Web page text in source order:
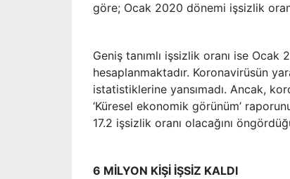
göre; Ocak 2020 dönemi işsizlik
Geniş tanımlı işsizlik oranı ise
hesaplanmaktadır. Koronavirüsün
istatistiklerine yansımadı. Ancak,
‘Küresel ekonomik görünüm’
17.2 işsizlik oranı olacağını
6 MİLYON KİŞİ İŞSİZ KALDI